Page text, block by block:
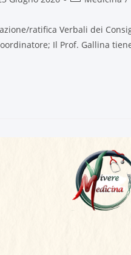
ratifica Verbali dei
Il Prof. Gallina